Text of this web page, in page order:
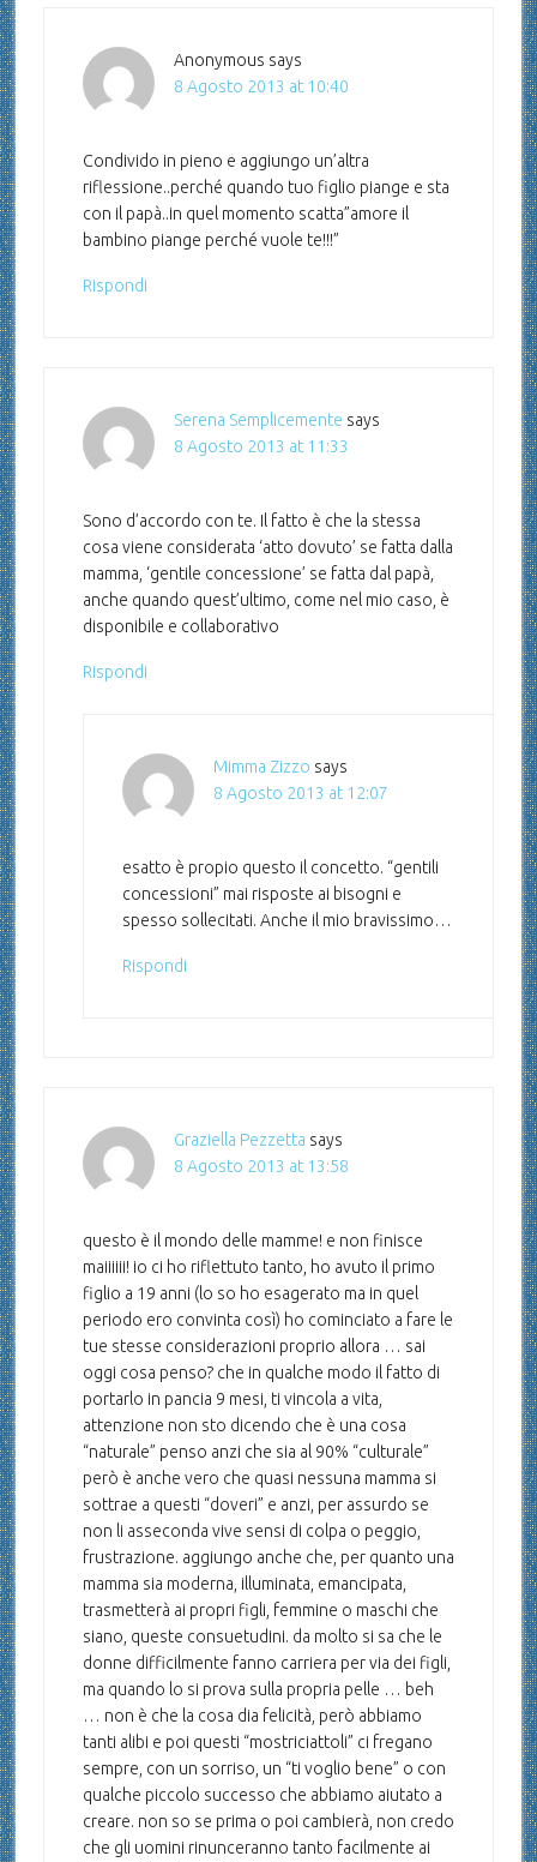
Anonymous says
8 Agosto 2013 at 10:40
Condivido in pieno e aggiungo un’altra
riflessione..perché quando tuo figlio piange e sta
con il papà..in quel momento scatta”amore il
bambino piange perché vuole te!!!”
Rispondi
Serena Semplicemente says
8 Agosto 2013 at 11:33
Sono d’accordo con te. Il fatto è che la stessa
cosa viene considerata ‘atto dovuto’ se fatta dalla
mamma, ‘gentile concessione’ se fatta dal papà,
anche quando quest’ultimo, come nel mio caso, è
disponibile e collaborativo
Rispondi
Mimma Zizzo says
8 Agosto 2013 at 12:07
esatto è propio questo il concetto. “gentili
concessioni” mai risposte ai bisogni e
spesso sollecitati. Anche il mio bravissimo…
Rispondi
Graziella Pezzetta says
8 Agosto 2013 at 13:58
questo è il mondo delle mamme! e non finisce
maiiiiii! io ci ho riflettuto tanto, ho avuto il primo
figlio a 19 anni (lo so ho esagerato ma in quel
periodo ero convinta così) ho cominciato a fare le
tue stesse considerazioni proprio allora … sai
oggi cosa penso? che in qualche modo il fatto di
portarlo in pancia 9 mesi, ti vincola a vita,
attenzione non sto dicendo che è una cosa
“naturale” penso anzi che sia al 90% “culturale”
però è anche vero che quasi nessuna mamma si
sottrae a questi “doveri” e anzi, per assurdo se
non li asseconda vive sensi di colpa o peggio,
frustrazione. aggiungo anche che, per quanto una
mamma sia moderna, illuminata, emancipata,
trasmetterà ai propri figli, femmine o maschi che
siano, queste consuetudini. da molto si sa che le
donne difficilmente fanno carriera per via dei figli,
ma quando lo si prova sulla propria pelle … beh
… non è che la cosa dia felicità, però abbiamo
tanti alibi e poi questi “mostriciattoli” ci fregano
sempre, con un sorriso, un “ti voglio bene” o con
qualche piccolo successo che abbiamo aiutato a
creare. non so se prima o poi cambierà, non credo
che gli uomini rinunceranno tanto facilmente ai